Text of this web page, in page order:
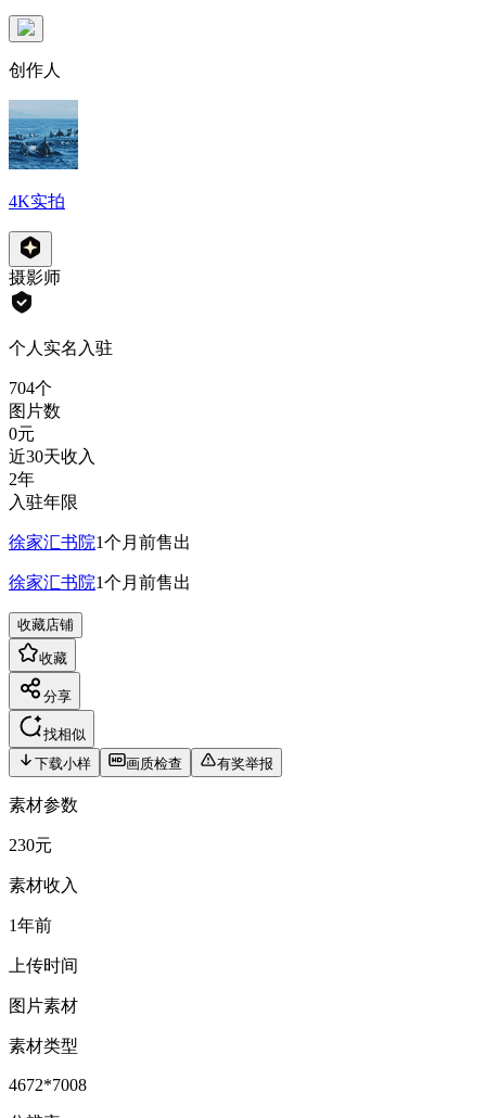
创作人
4K实拍
摄影师
个人实名入驻
704个
图片数
0元
近30天收入
2年
入驻年限
徐家汇书院1个月前售出
徐家汇书院1个月前售出
收藏店铺
收藏
分享
找相似
下载小样
画质检查 有奖举报
素材参数
230元
素材收入
1年前
上传时间
图片素材
素材类型
4672*7008